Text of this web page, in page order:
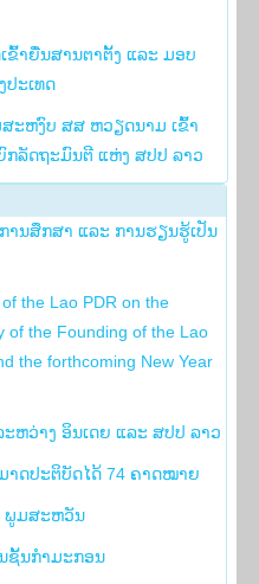
ຂົ້າຍື່ນສານຕາຕັ້ງ ແລະ ມອບ
ປະເທດ
ະຫງົບ ສສ ຫວຽດນາມ ເຂົ້າ
ກລັດຖະມົນຕີ ແຫ່ງ ສປປ ລາວ
ານສຶກສາ ແລະ ການຮຽນຮູ້ເປັນ
the Lao PDR on the
of the Founding of the Lao
the forthcoming New Year
ຫວ່າງ ອິນເດຍ ແລະ ສປປ ລາວ
າດປະຕິບັດໄດ້ 74 ຄາດໝາຍ
ພູມສະຫວັນ
ຊັ້ນກຳມະກອນ